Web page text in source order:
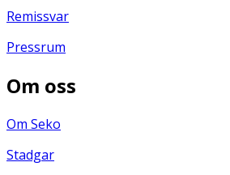
Remissvar
Pressrum
Om oss
Om Seko
Stadgar